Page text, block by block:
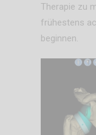
Therapie zu
frühestens
beginnen.